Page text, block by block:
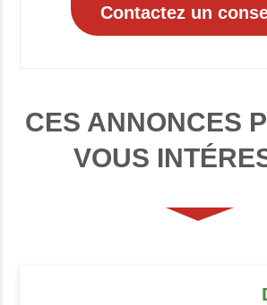
CES ANNONCES
VOUS